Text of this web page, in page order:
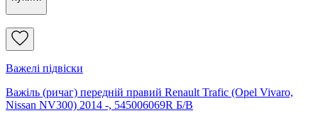
Важелі підвіски
Важіль (ричаг) передній правий Renault Trafic (Opel Vivaro,
Nissan NV300) 2014 -, 545006069R Б/В